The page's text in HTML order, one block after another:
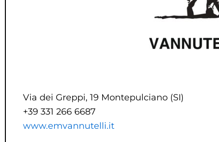
Via dei Greppi, 19 Montepulciano (SI)
+39 331 266 6687
www.emvannutelli.it